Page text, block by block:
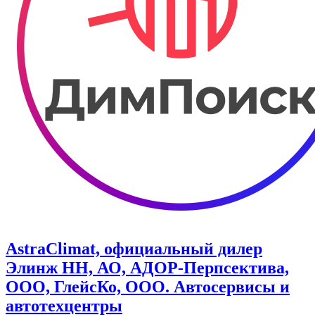
AstraClimat, официальный дилер
Элинж НН, АО, АДОР-Перпсектива,
ООО, ГлейсКо, ООО. Автосервисы и
автотехцентры